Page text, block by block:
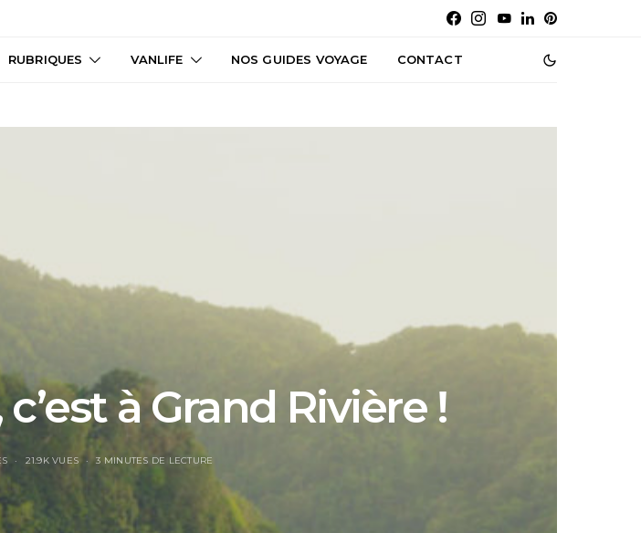
RUBRIQUES VANLIFE NOS GUIDES VOYAGE CONTACT
à Grand Rivière !
21.9K VUES 3 MINUTES DE LECTURE